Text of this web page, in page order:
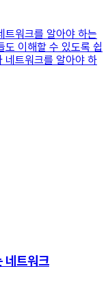
트워크를 알아야 하는
도 이해할 수 있도록 쉽
네트워크를 알아야 하
네트워크